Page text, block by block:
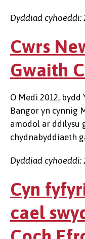
Dyddiad cyhoeddi:
Cwrs
Gwaith
O Medi 2012,
Bangor yn cynnig
amodol ar ddilysu
chydnabyddiaeth
Dyddiad cyhoeddi:
Cyn
cael